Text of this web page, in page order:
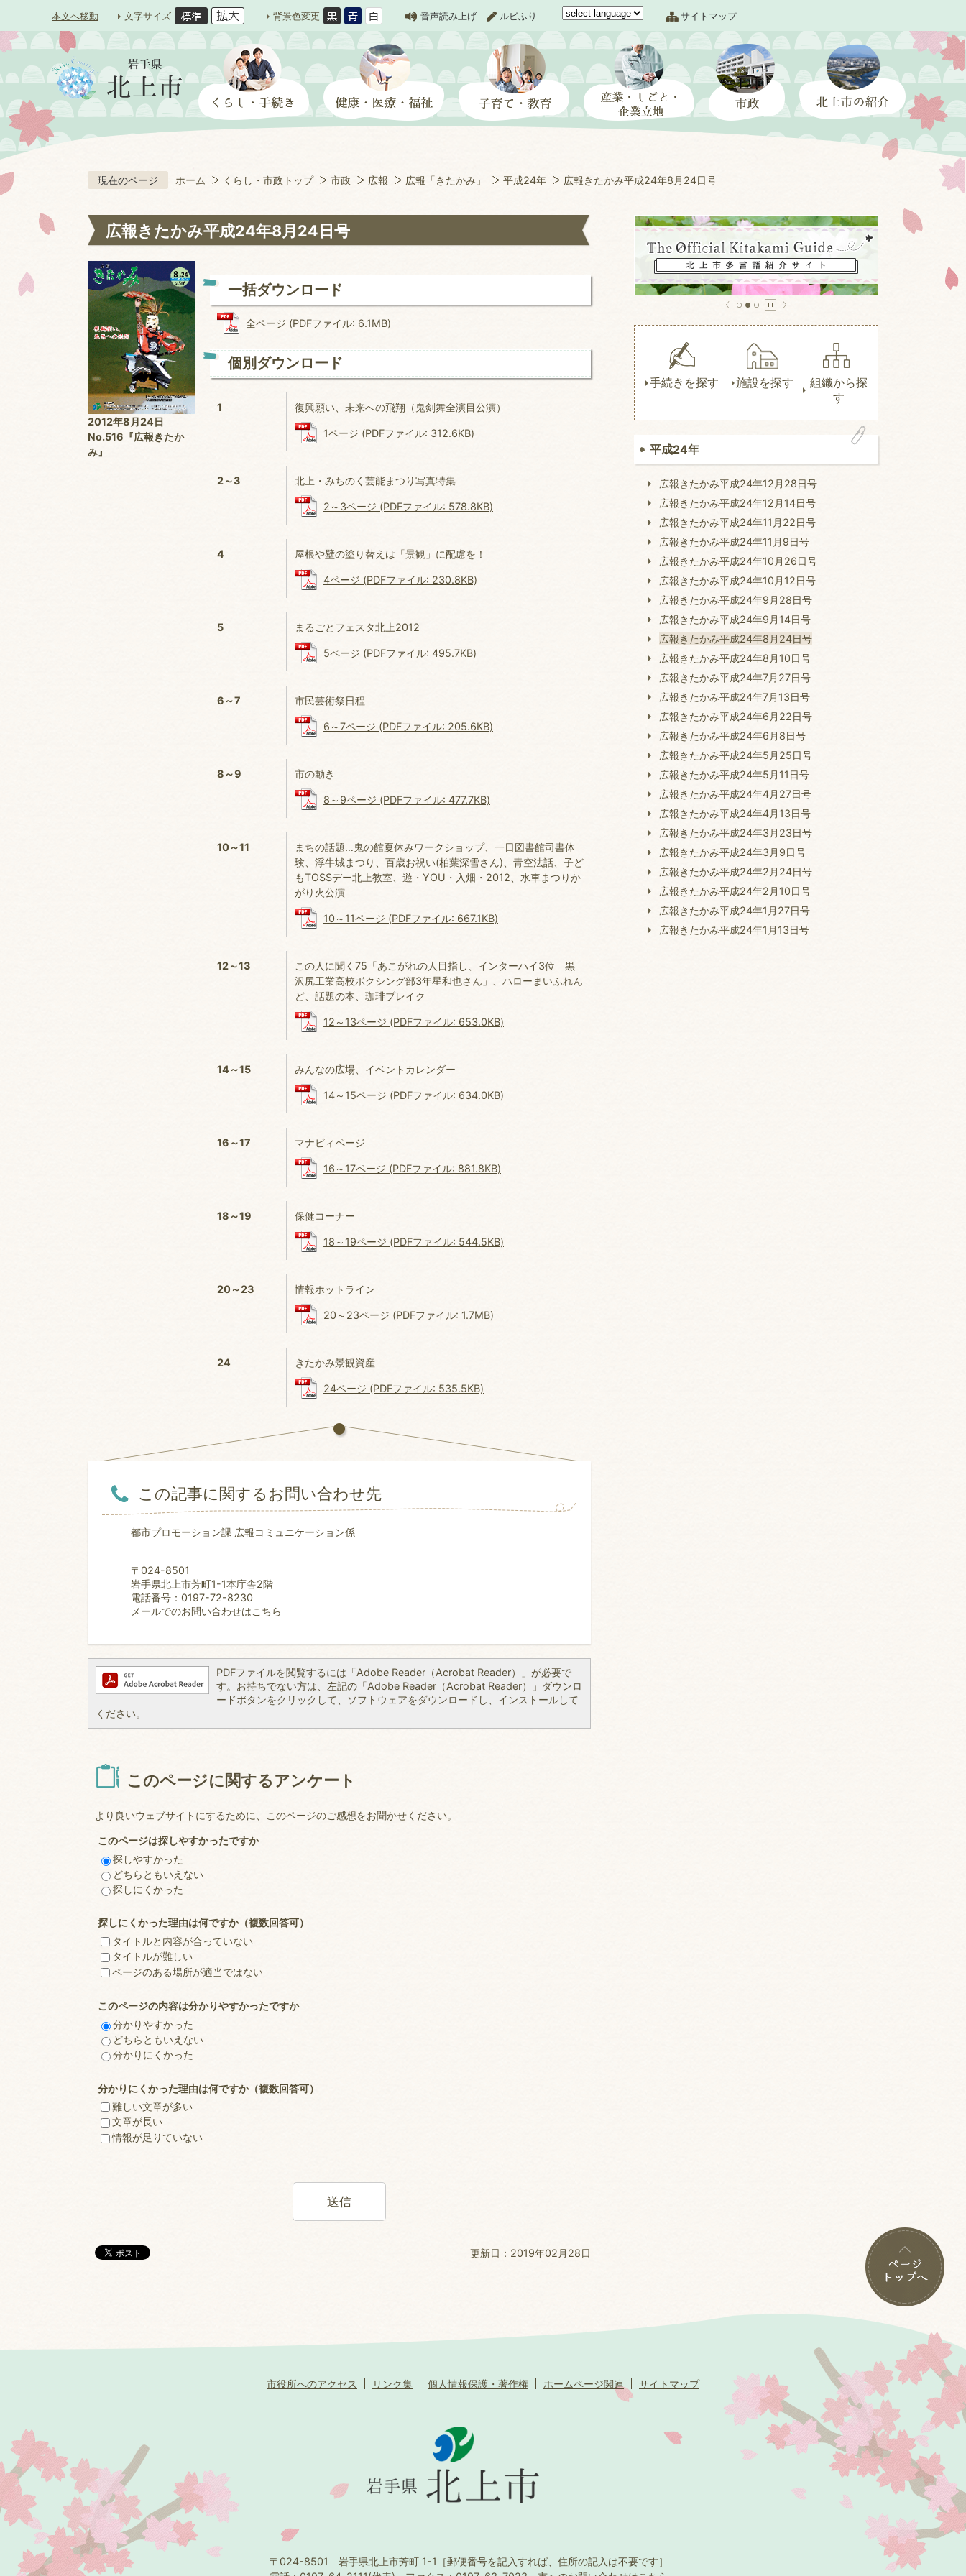
本文へ移動 文字サイズ 背景色変更 音声読み上げ ルビふり サイトマップ
現在のページ ホーム くらし・市政トップ 市政 広報 広報「きたかみ」 平成24年 広報きたかみ平成24年8月24日号
広報きたかみ平成24年8月24日号
2012年8月24日
No.516『広報きたか
み』
一括ダウンロード
全ページ (PDFファイル: 6.1MB)
個別ダウンロード
1 復興願い、未来への飛翔（鬼剣舞全演目公演）
1ページ (PDFファイル: 312.6KB)
2～3 北上・みちのく芸能まつり写真特集
2～3ページ (PDFファイル: 578.8KB)
4 屋根や壁の塗り替えは「景観」に配慮を！
4ページ (PDFファイル: 230.8KB)
5 まるごとフェスタ北上2012
5ページ (PDFファイル: 495.7KB)
6～7 市民芸術祭日程
6～7ページ (PDFファイル: 205.6KB)
8～9 市の動き
8～9ページ (PDFファイル: 477.7KB)
10～11
まちの話題…鬼の館夏休みワークショップ、一日図書館司書体
験、浮牛城まつり、百歳お祝い(柏葉深雪さん)、青空法話、子ど
もTOSSデー北上教室、遊・YOU・入畑・2012、水車まつりか
がり火公演
10～11ページ (PDFファイル: 667.1KB)
12～13
この人に聞く75「あこがれの人目指し、インターハイ3位 黒
沢尻工業高校ボクシング部3年星和也さん」、ハローまいふれん
ど、話題の本、珈琲ブレイク
12～13ページ (PDFファイル: 653.0KB)
14～15 みんなの広場、イベントカレンダー
14～15ページ (PDFファイル: 634.0KB)
16～17 マナビィページ
16～17ページ (PDFファイル: 881.8KB)
18～19 保健コーナー
18～19ページ (PDFファイル: 544.5KB)
20～23 情報ホットライン
20～23ページ (PDFファイル: 1.7MB)
24 きたかみ景観資産
24ページ (PDFファイル: 535.5KB)
この記事に関するお問い合わせ先
都市プロモーション課 広報コミュニケーション係
〒024-8501
岩手県北上市芳町1-1本庁舎2階
電話番号：0197-72-8230
メールでのお問い合わせはこちら
PDFファイルを閲覧するには「Adobe Reader（Acrobat Reader）」が必要で
す。お持ちでない方は、左記の「Adobe Reader（Acrobat Reader）」ダウンロ
ードボタンをクリックして、ソフトウェアをダウンロードし、インストールして
ください。
このページに関するアンケート
より良いウェブサイトにするために、このページのご感想をお聞かせください。
このページは探しやすかったですか
探しやすかった
どちらともいえない
探しにくかった
探しにくかった理由は何ですか（複数回答可）
タイトルと内容が合っていない
タイトルが難しい
ページのある場所が適当ではない
このページの内容は分かりやすかったですか
分かりやすかった
どちらともいえない
分かりにくかった
分かりにくかった理由は何ですか（複数回答可）
難しい文章が多い
文章が長い
情報が足りていない
更新日：2019年02月28日
手続きを探す 施設を探す
組織から探
す
平成24年
広報きたかみ平成24年12月28日号
広報きたかみ平成24年12月14日号
広報きたかみ平成24年11月22日号
広報きたかみ平成24年11月9日号
広報きたかみ平成24年10月26日号
広報きたかみ平成24年10月12日号
広報きたかみ平成24年9月28日号
広報きたかみ平成24年9月14日号
広報きたかみ平成24年8月24日号
広報きたかみ平成24年8月10日号
広報きたかみ平成24年7月27日号
広報きたかみ平成24年7月13日号
広報きたかみ平成24年6月22日号
広報きたかみ平成24年6月8日号
広報きたかみ平成24年5月25日号
広報きたかみ平成24年5月11日号
広報きたかみ平成24年4月27日号
広報きたかみ平成24年4月13日号
広報きたかみ平成24年3月23日号
広報きたかみ平成24年3月9日号
広報きたかみ平成24年2月24日号
広報きたかみ平成24年2月10日号
広報きたかみ平成24年1月27日号
広報きたかみ平成24年1月13日号
市役所へのアクセス リンク集 個人情報保護・著作権 ホームページ関連 サイトマップ
〒024-8501 岩手県北上市芳町 1-1 ［郵便番号を記入すれば、住所の記入は不要です］